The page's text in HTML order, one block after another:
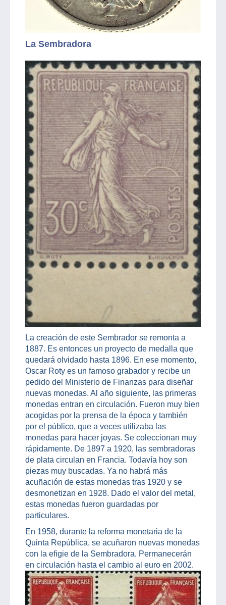
La Sembradora
La creación de este Sembrador se remonta a
1887. Es entonces un proyecto de medalla que
quedará olvidado hasta 1896. En ese momento,
Oscar Roty es un famoso grabador y recibe un
pedido del Ministerio de Finanzas para diseñar
nuevas monedas. Al año siguiente, las primeras
monedas entran en circulación. Fueron muy bien
acogidas por la prensa de la época y también
por el público, que a veces utilizaba las
monedas para hacer joyas. Se coleccionan muy
rápidamente. De 1897 a 1920, las sembradoras
de plata circulan en Francia. Todavía hoy son
piezas muy buscadas. Ya no habrá más
acuñación de estas monedas tras 1920 y se
desmonetizan en 1928. Dado el valor del metal,
estas monedas fueron guardadas por
particulares.
En 1958, durante la reforma monetaria de la
Quinta República, se acuñaron nuevas monedas
con la efigie de la Sembradora. Permanecerán
en circulación hasta el cambio al euro en 2002.